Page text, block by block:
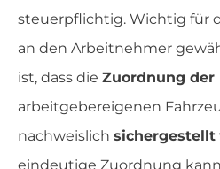
steuerpflichtig. Wichtig für
an den Arbeitnehmer
ist, dass die Zuordnung der
arbeitgebereigenen
nachweislich sichergestellt
eindeutige Zuordnung